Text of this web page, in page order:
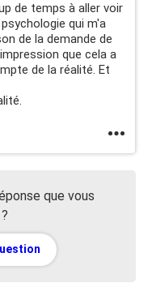
de temps à aller voir
qui m'a
de la demande de
que cela a
de la réalité. Et
que vous